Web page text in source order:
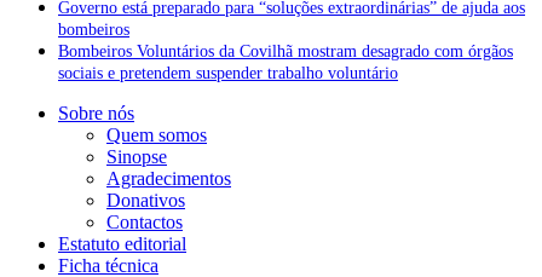
Governo está preparado para “soluções extraordinárias” de ajuda aos
bombeiros
Bombeiros Voluntários da Covilhã mostram desagrado com órgãos
sociais e pretendem suspender trabalho voluntário
Sobre nós
Quem somos
Sinopse
Agradecimentos
Donativos
Contactos
Estatuto editorial
Ficha técnica